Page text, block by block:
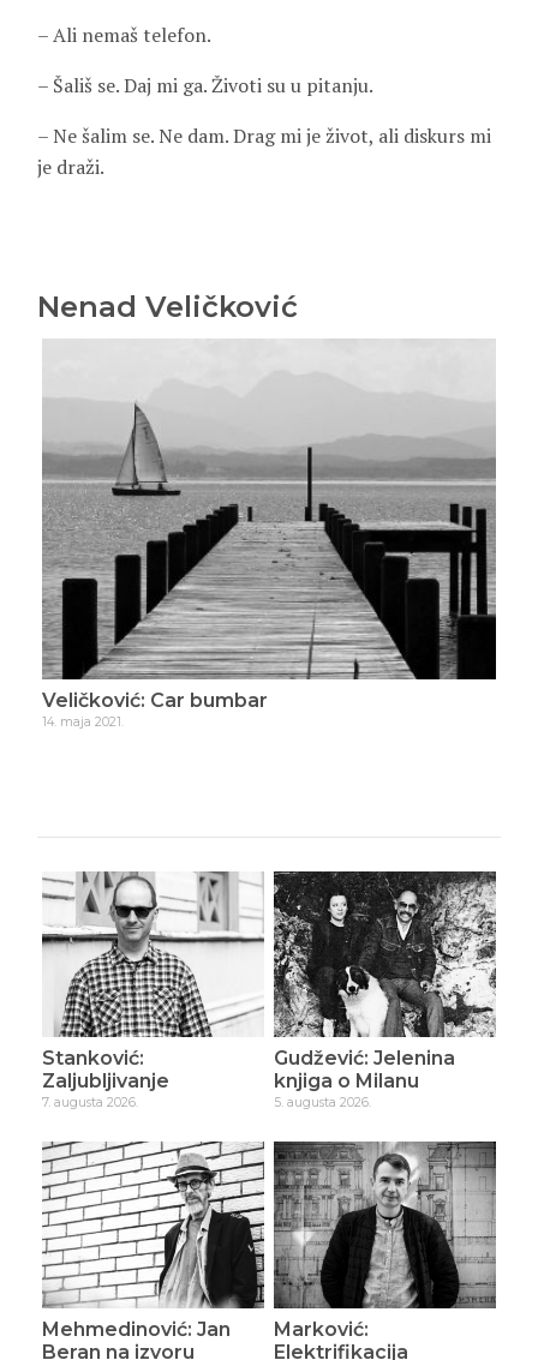
– Ali nemaš telefon.
– Šališ se. Daj mi ga. Životi su u pitanju.
– Ne šalim se. Ne dam. Drag mi je život, ali diskurs mi
je draži.
Nenad Veličković
Veličković: Car bumbar
14. maja 2021.
Stanković:
Zaljubljivanje
7. augusta 2026.
Gudžević: Jelenina
knjiga o Milanu
5. augusta 2026.
Mehmedinović: Jan
Beran na izvoru
Marković:
Elektrifikacija